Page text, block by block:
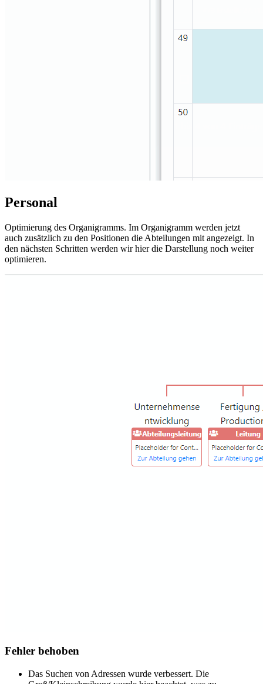
Personal
Optimierung des Organigramms. Im Organigramm werden jetzt
auch zusätzlich zu den Positionen die Abteilungen mit angezeigt. In
den nächsten Schritten werden wir hier die Darstellung noch weiter
optimieren.
Fehler behoben
Das Suchen von Adressen wurde verbessert. Die